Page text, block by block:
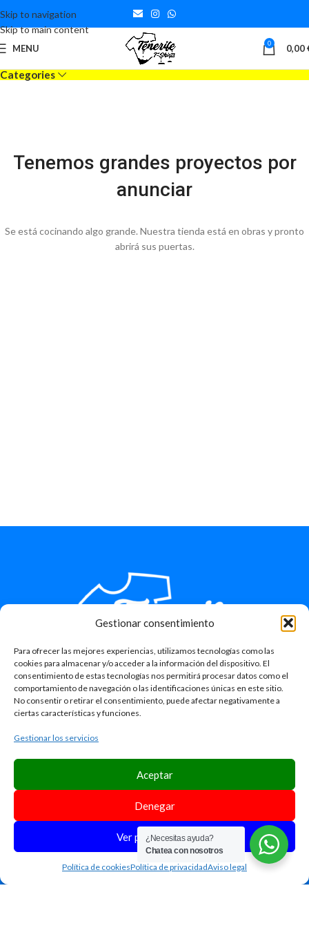
Gestionar consentimiento
Para ofrecer las mejores experiencias, utilizamos tecnologías como las
cookies para almacenar y/o acceder a la información del dispositivo. El
consentimiento de estas tecnologías nos permitirá procesar datos como el
comportamiento de navegación o las identificaciones únicas en este sitio.
No consentir o retirar el consentimiento, puede afectar negativamente a
ciertas características y funciones.
Gestionar los servicios
Aceptar
Denegar
Ver preferencias
Política de cookiesPolítica de privacidadAviso legal
Skip to navigation
Skip to main content
MENU 0 0,00
Categories
Tenemos grandes proyectos por
anunciar
Se está cocinando algo grande. Nuestra tienda está en obras y pronto
abrirá sus puertas.
info@tenerifetshirts.com
659 52 88 72
POLÍTICA DE COOKIESACCESIBILIDAD
FORMULARIO DE ACCESIBILIDADMAPA DEL SITIO
¿Necesitas ayuda?
Chatea con nosotros